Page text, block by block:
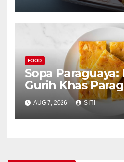
FOOD
Sopa
Gurih Khas
Unik
AUG 7, 2026 SITI